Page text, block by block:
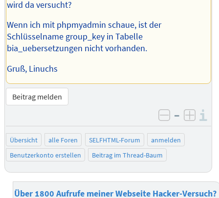
wird da versucht?
Wenn ich mit phpmyadmin schaue, ist der
Schlüsselname group_key in Tabelle
bia_uebersetzungen nicht vorhanden.
Gruß, Linuchs
Beitrag melden
negativ
–
Übersicht alle Foren SELFHTML-Forum
anmelden
Benutzerkonto erstellen
Beitrag im Thread-Baum
Über 1800 Aufrufe meiner Webseite Hacker-Versuch?